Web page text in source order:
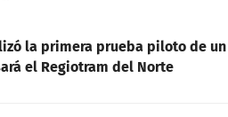
la primera prueba piloto de
el Regiotram del Norte